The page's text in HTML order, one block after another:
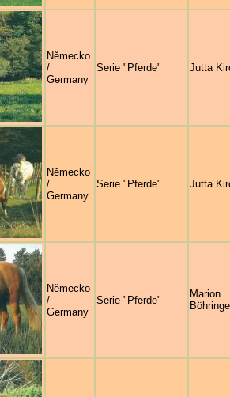
Německo
/
Germany
Serie "Pferde" Jutta
Německo
/
Germany
Serie "Pferde" Jutta
Německo
/
Germany
Serie "Pferde"
Marion